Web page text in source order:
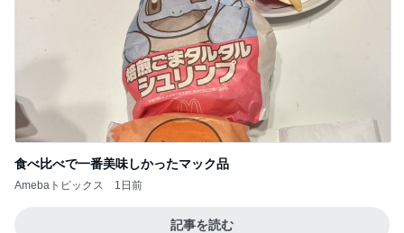
食べ比べで一番美味しかったマック品
Amebaトピックス 1日前
記事を読む